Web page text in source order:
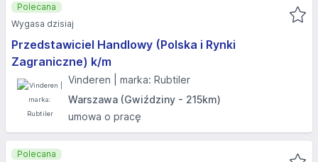
Przedstawiciel Handlowy (Polska i Rynki
Zagraniczne) k/m
Vinderen | marka: Rubtiler
Warszawa (Gwiździny - 215km)
umowa o pracę
Polecana
Wygasa dzisiaj
Polecana